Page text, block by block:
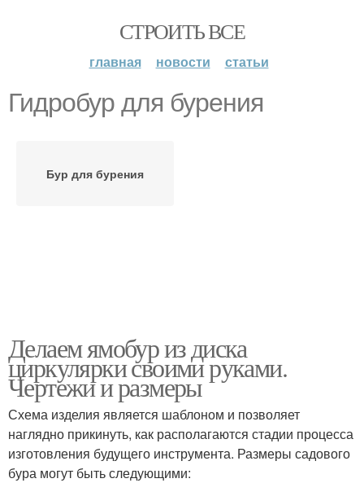
СТРОИТЬ ВСЕ
главная новости статьи
Гидробур для бурения
Бур для бурения
Делаем ямобур из диска
циркулярки своими руками.
Чертежи и размеры
Схема изделия является шаблоном и позволяет
наглядно прикинуть, как располагаются стадии процесса
изготовления будущего инструмента. Размеры садового
бура могут быть следующими: